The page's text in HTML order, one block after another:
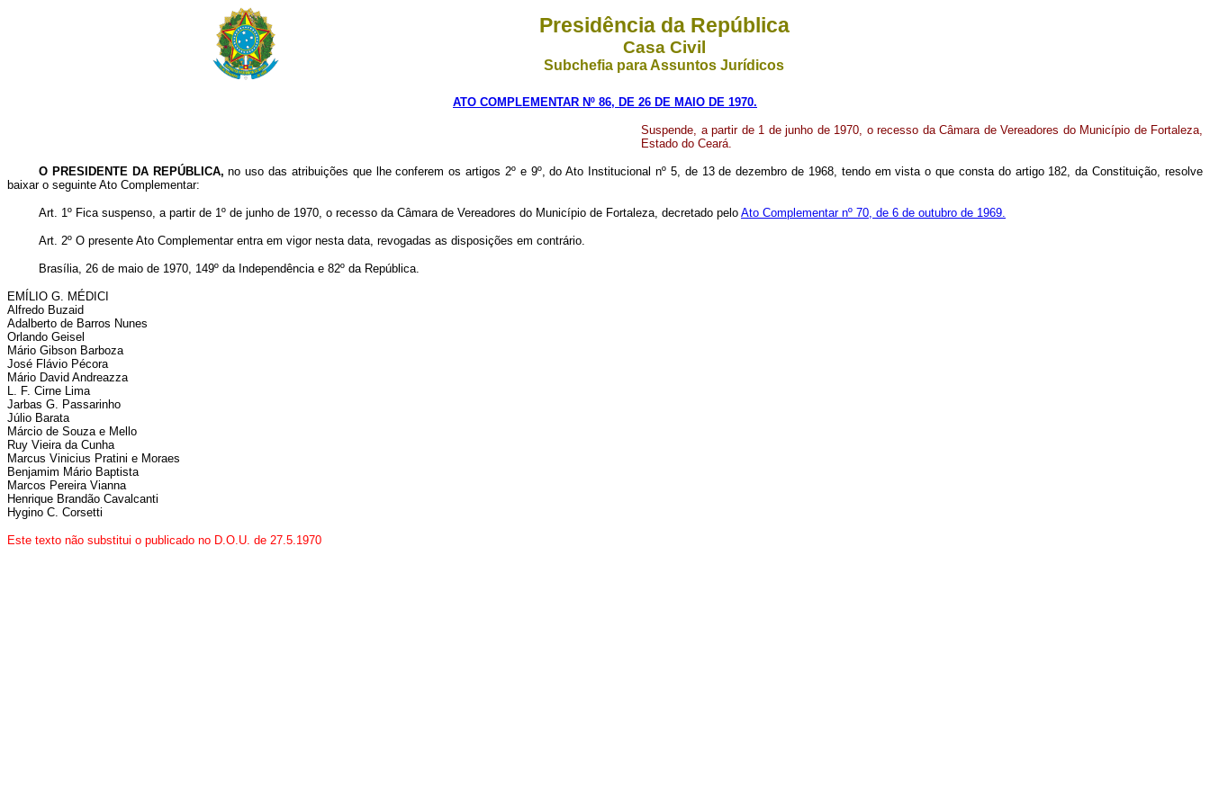
Presidência da República
Casa Civil
Subchefia para Assuntos Jurídicos
ATO COMPLEMENTAR Nº 86, DE 26 DE MAIO DE 1970.
Suspende, a partir de 1 de junho de 1970, o recesso da Câmara de Vereadores do Município de Fortaleza,
Estado do Ceará.
O PRESIDENTE DA REPÚBLICA, no uso das atribuições que lhe conferem os artigos 2º e 9º, do Ato Institucional nº 5, de 13 de dezembro de 1968, tendo em vista o que consta do artigo 182, da Constituição, resolve
baixar o seguinte Ato Complementar:
Art. 1º Fica suspenso, a partir de 1º de junho de 1970, o recesso da Câmara de Vereadores do Município de Fortaleza, decretado pelo Ato Complementar nº 70, de 6 de outubro de 1969.
Art. 2º O presente Ato Complementar entra em vigor nesta data, revogadas as disposições em contrário.
Brasília, 26 de maio de 1970, 149º da Independência e 82º da República.
EMÍLIO G. MÉDICI
Alfredo Buzaid
Adalberto de Barros Nunes
Orlando Geisel
Mário Gibson Barboza
José Flávio Pécora
Mário David Andreazza
L. F. Cirne Lima
Jarbas G. Passarinho
Júlio Barata
Márcio de Souza e Mello
Ruy Vieira da Cunha
Marcus Vinicius Pratini e Moraes
Benjamim Mário Baptista
Marcos Pereira Vianna
Henrique Brandão Cavalcanti
Hygino C. Corsetti
Este texto não substitui o publicado no D.O.U. de 27.5.1970